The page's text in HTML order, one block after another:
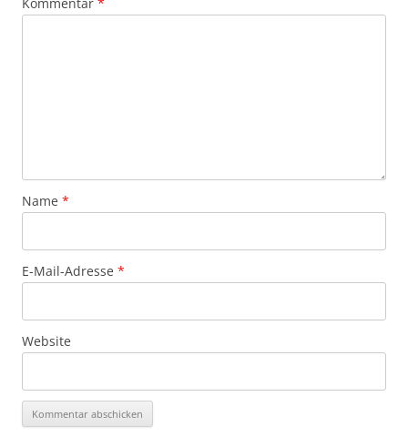
Name *
E-Mail-Adresse *
Website